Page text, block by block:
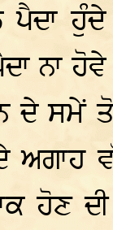
ਪੈਦਾ
ਨਾ
ਦੇ ਸਮੇਂ
ਅਗਾਹ
ਹੋਣ